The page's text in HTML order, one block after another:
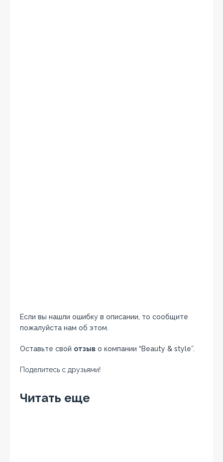
Если вы нашли ошибку в описании, то сообщите
пожалуйста нам об этом.
Оставьте свой отзыв о компании “Beauty & style”.
Поделитесь с друзьями!
Читать еще